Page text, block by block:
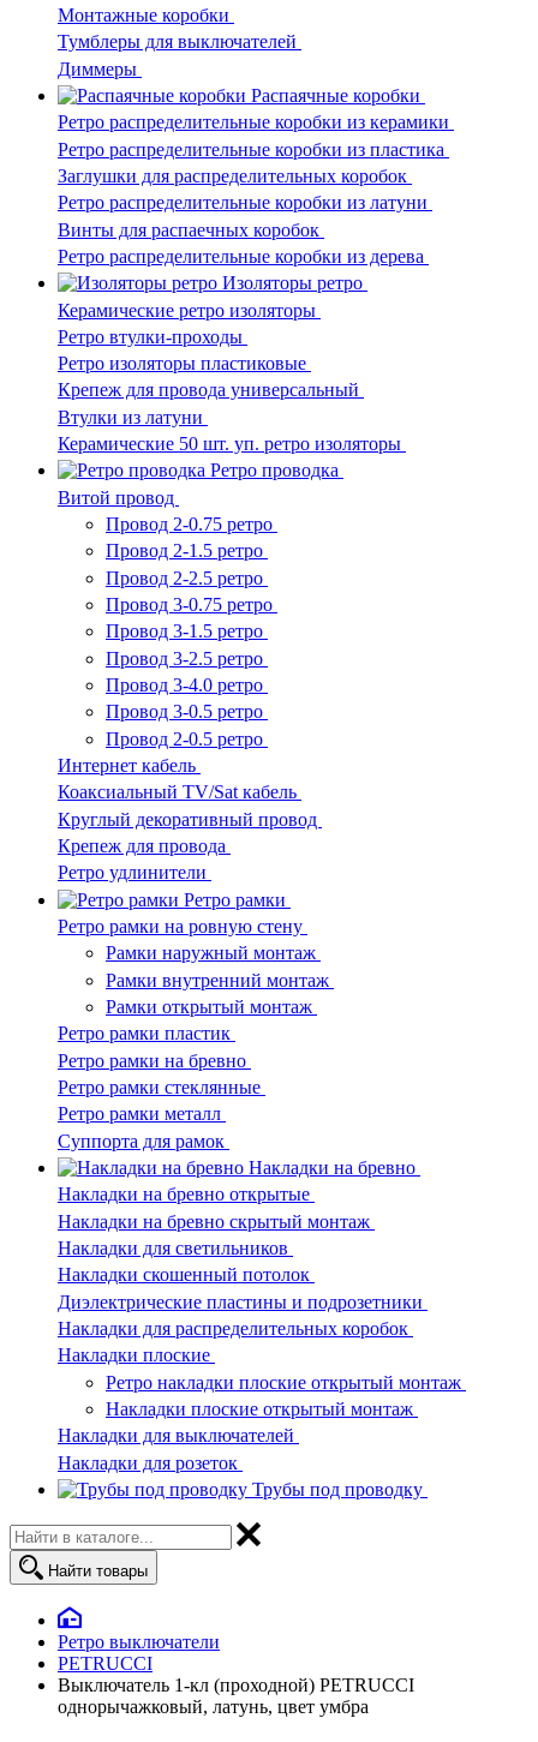
Монтажные коробки
Тумблеры для выключателей
Диммеры
Распаячные коробки
Ретро распределительные коробки из керамики
Ретро распределительные коробки из пластика
Заглушки для распределительных коробок
Ретро распределительные коробки из латуни
Винты для распаечных коробок
Ретро распределительные коробки из дерева
Изоляторы ретро
Керамические ретро изоляторы
Ретро втулки-проходы
Ретро изоляторы пластиковые
Крепеж для провода универсальный
Втулки из латуни
Керамические 50 шт. уп. ретро изоляторы
Ретро проводка
Витой провод
Провод 2-0.75 ретро
Провод 2-1.5 ретро
Провод 2-2.5 ретро
Провод 3-0.75 ретро
Провод 3-1.5 ретро
Провод 3-2.5 ретро
Провод 3-4.0 ретро
Провод 3-0.5 ретро
Провод 2-0.5 ретро
Интернет кабель
Коаксиальный TV/Sat кабель
Круглый декоративный провод
Крепеж для провода
Ретро удлинители
Ретро рамки
Ретро рамки на ровную стену
Рамки наружный монтаж
Рамки внутренний монтаж
Рамки открытый монтаж
Ретро рамки пластик
Ретро рамки на бревно
Ретро рамки стеклянные
Ретро рамки металл
Суппорта для рамок
Накладки на бревно
Накладки на бревно открытые
Накладки на бревно скрытый монтаж
Накладки для светильников
Накладки скошенный потолок
Диэлектрические пластины и подрозетники
Накладки для распределительных коробок
Накладки плоские
Ретро накладки плоские открытый монтаж
Накладки плоские открытый монтаж
Накладки для выключателей
Накладки для розеток
Трубы под проводку
Найти товары
Ретро выключатели
PETRUCCI
Выключатель 1-кл (проходной) PETRUCCI
однорычажковый, латунь, цвет умбра